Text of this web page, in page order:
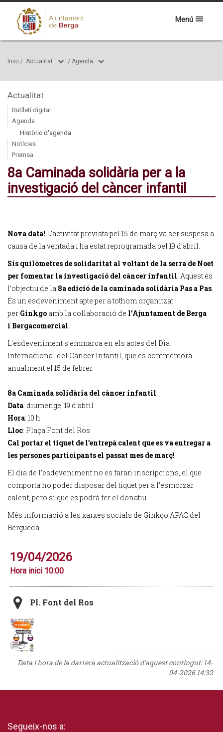
Menú
Inici / Actualitat / Agenda
Actualitat
Butlletí digital
Agenda
Històric d'agenda
Notícies
Premsa
8a Caminada solidària per a la
investigació del càncer infantil
Nova data! L’activitat prevista pel 15 de març va ser suspesa a
causa de la ventada i ha estat reprogramada pel 19 d’abril.
Sis quilòmetres de solidaritat al voltant de la serra de Noet
per fomentar la investigació del càncer infantil. Aquest és
l’objectiu de la 8a edició de la caminada solidària Pas a Pas.
És un esdeveniment apte per a tothom organitzat
per Ginkgo amb la col·laboració de l’Ajuntament de Berga
i Bergacomercial.
L'esdeveniment s'emmarca en els actes del Dia
Internacional del Càncer Infantil, que es commemora
anualment el 15 de febrer.
8a Caminada solidària del càncer infantil
Data: diumenge, 19 d’abril
Hora: 10 h
Lloc: Plaça Font del Ros
Cal portar el tiquet de l’entrepà calent que es va entregar a
les persones participants el passat mes de març!
El dia de l’esdeveniment no es faran inscripcions, el que
comporta no poder disposar del tiquet per a l’esmorzar
calent, però sí que es podrà fer el donatiu.
Més informació a les xarxes socials de Ginkgo APAC del
Berguedà
19/04/2026
Hora inici 10:00
Pl. Font del Ros
Data i hora de la darrera actualització d'aquest contingut:14-
04-2026 14:32
Segueix-nos a: